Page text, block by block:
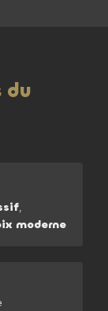
du
,
moderne